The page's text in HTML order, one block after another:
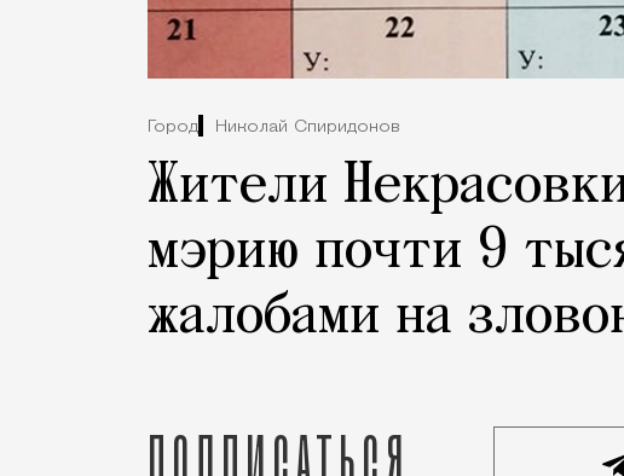
Город Николай Спиридонов
Жители
мэрию почти 9
жалобами на